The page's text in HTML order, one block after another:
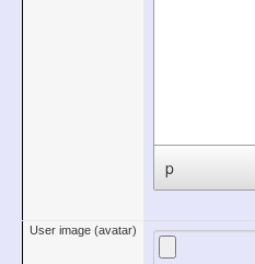
p
User image (avatar)